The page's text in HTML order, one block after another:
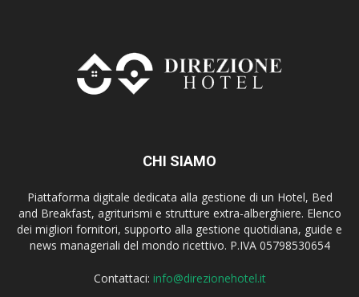
CHI SIAMO
Piattaforma digitale dedicata alla gestione di un Hotel, Bed
and Breakfast, agriturismi e strutture extra-alberghiere. Elenco
dei migliori fornitori, supporto alla gestione quotidiana, guide e
news manageriali del mondo ricettivo. P.IVA 05798530654
Contattaci: info@direzionehotel.it